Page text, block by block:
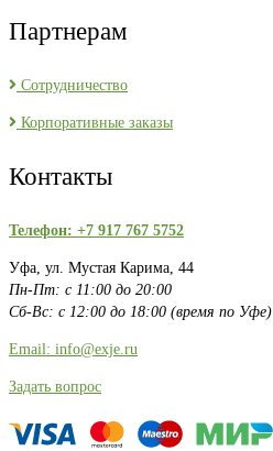
Партнерам
Сотрудничество
Корпоративные заказы
Контакты
Телефон: +7 917 767 5752
Уфа, ул. Мустая Карима, 44
Пн-Пт: с 11:00 до 20:00
Сб-Вс: с 12:00 до 18:00 (время по Уфе)
Email: info@exje.ru
Задать вопрос